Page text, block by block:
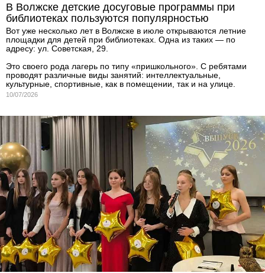
В Волжске детские досуговые программы при
библиотеках пользуются популярностью
Вот уже несколько лет в Волжске в июле открываются летние
площадки для детей при библиотеках. Одна из таких — по
адресу: ул. Советская, 29.
Это своего рода лагерь по типу «пришкольного». С ребятами
проводят различные виды занятий: интеллектуальные,
культурные, спортивные, как в помещении, так и на улице.
10/07/2026